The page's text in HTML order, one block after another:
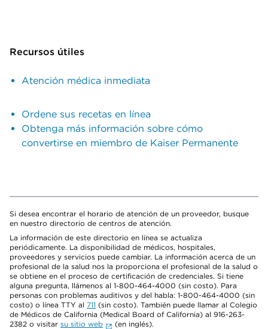
Recursos útiles
Atención médica inmediata
Ordene sus recetas en línea
Obtenga más información sobre cómo
convertirse en miembro de Kaiser Permanente
Si desea encontrar el horario de atención de un proveedor, busque
en nuestro directorio de centros de atención.
La información de este directorio en línea se actualiza
periódicamente. La disponibilidad de médicos, hospitales,
proveedores y servicios puede cambiar. La información acerca de un
profesional de la salud nos la proporciona el profesional de la salud o
se obtiene en el proceso de certificación de credenciales. Si tiene
alguna pregunta, llámenos al 1-800-464-4000 (sin costo). Para
personas con problemas auditivos y del habla: 1-800-464-4000 (sin
costo) o línea TTY al 711 (sin costo). También puede llamar al Colegio
de Médicos de California (Medical Board of California) al 916-263-
2382 o visitar su sitio web
(en inglés).